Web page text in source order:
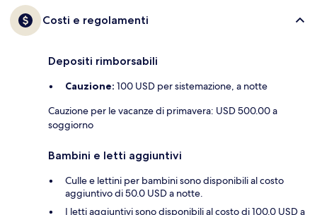
Costi e regolamenti
Depositi rimborsabili
Cauzione: 100 USD per sistemazione, a notte
Cauzione per le vacanze di primavera: USD 500.00 a
soggiorno
Bambini e letti aggiuntivi
Culle e lettini per bambini sono disponibili al costo
aggiuntivo di 50.0 USD a notte.
I letti aggiuntivi sono disponibili al costo di 100.0 USD a